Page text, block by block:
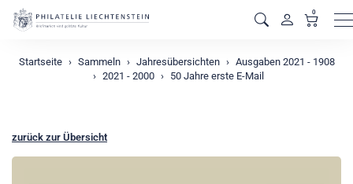
0
Startseite Sammeln Jahresübersichten
Ausgaben 2021 - 1908
2021 - 2000
50 Jahre erste E-Mail
zurück zur Übersicht